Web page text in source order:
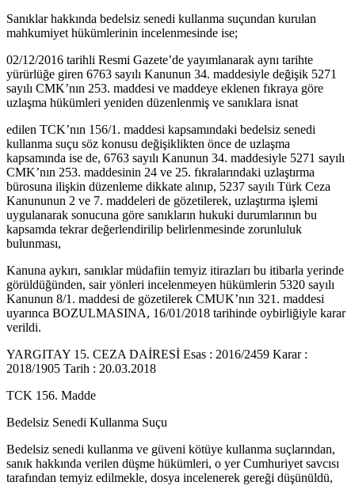
Sanıklar hakkında bedelsiz senedi kullanma suçundan kurulan
mahkumiyet hükümlerinin incelenmesinde ise;
02/12/2016 tarihli Resmi Gazete’de yayımlanarak aynı tarihte
yürürlüğe giren 6763 sayılı Kanunun 34. maddesiyle değişik 5271
sayılı CMK’nın 253. maddesi ve maddeye eklenen fıkraya göre
uzlaşma hükümleri yeniden düzenlenmiş ve sanıklara isnat
edilen TCK’nın 156/1. maddesi kapsamındaki bedelsiz senedi
kullanma suçu söz konusu değişiklikten önce de uzlaşma
kapsamında ise de, 6763 sayılı Kanunun 34. maddesiyle 5271 sayılı
CMK’nın 253. maddesinin 24 ve 25. fıkralarındaki uzlaştırma
bürosuna ilişkin düzenleme dikkate alınıp, 5237 sayılı Türk Ceza
Kanununun 2 ve 7. maddeleri de gözetilerek, uzlaştırma işlemi
uygulanarak sonucuna göre sanıkların hukuki durumlarının bu
kapsamda tekrar değerlendirilip belirlenmesinde zorunluluk
bulunması,
Kanuna aykırı, sanıklar müdafiin temyiz itirazları bu itibarla yerinde
görüldüğünden, sair yönleri incelenmeyen hükümlerin 5320 sayılı
Kanunun 8/1. maddesi de gözetilerek CMUK’nın 321. maddesi
uyarınca BOZULMASINA, 16/01/2018 tarihinde oybirliğiyle karar
verildi.
YARGITAY 15. CEZA DAİRESİ Esas : 2016/2459 Karar :
2018/1905 Tarih : 20.03.2018
TCK 156. Madde
Bedelsiz Senedi Kullanma Suçu
Bedelsiz senedi kullanma ve güveni kötüye kullanma suçlarından,
sanık hakkında verilen düşme hükümleri, o yer Cumhuriyet savcısı
tarafından temyiz edilmekle, dosya incelenerek gereği düşünüldü,